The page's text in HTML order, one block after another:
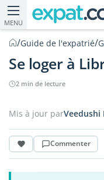
MENU
/Guide de l'expatrié/
Se loger à
2 min de lecture
Mis à jour parVeedushi
Commenter